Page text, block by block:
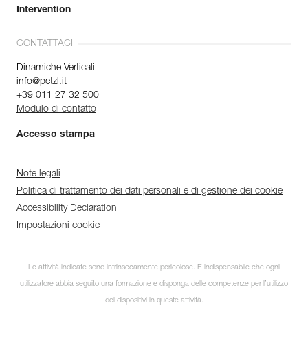
Intervention
CONTATTACI
Dinamiche Verticali
info@petzl.it
+39 011 27 32 500
Modulo di contatto
Accesso stampa
Note legali
Politica di trattamento dei dati personali e di gestione dei cookie
Accessibility Declaration
Impostazioni cookie
Le attività indicate sono intrinsecamente pericolose. È indispensabile che ogni
utilizzatore abbia seguito una formazione e disponga delle competenze per l’utilizzo
dei dispositivi in queste attività.